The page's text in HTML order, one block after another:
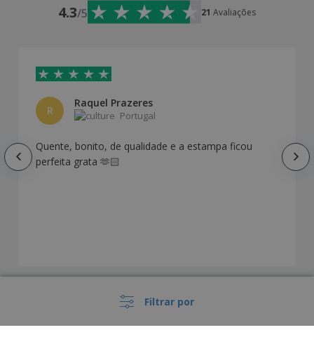
Filtrar por
4.3/5 21 Avaliações
R
Raquel Prazeres
Portugal
Quente, bonito, de qualidade e a estampa ficou
perfeita grata 🫶🏻
Mostrar todas as avaliações